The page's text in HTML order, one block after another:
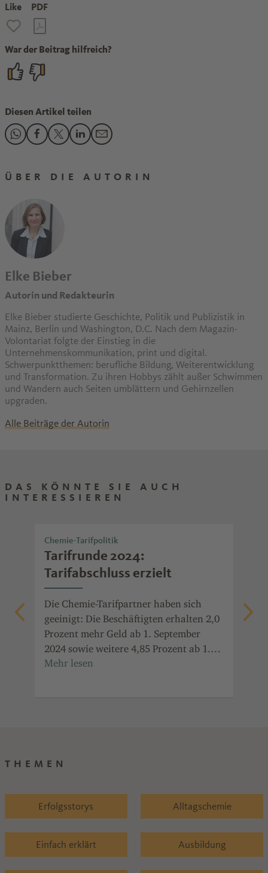
Like PDF
War der Beitrag hilfreich?
Diesen Artikel teilen
Den Beitrag "Arbeiten in der Chemie: In welcher
Den Beitrag "Arbeiten in der Chemie: In welcher
Den Beitrag "Arbeiten in der Chemie: In welcher
Den Beitrag "Arbeiten in der Chemie: In
Den Beitrag "Arbeiten in der Chemie:
ÜBER DIE AUTORIN
Elke Bieber
Autorin und Redakteurin
Elke Bieber studierte Geschichte, Politik und Publizistik in
Mainz, Berlin und Washington, D.C. Nach dem Magazin-
Volontariat folgte der Einstieg in die
Unternehmenskommunikation, print und digital.
Schwerpunktthemen: berufliche Bildung, Weiterentwicklung
und Transformation. Zu ihren Hobbys zählt außer Schwimmen
und Wandern auch Seiten umblättern und Gehirnzellen
upgraden.
Alle Beiträge der Autorin
DAS KÖNNTE SIE AUCH
INTERESSIEREN
Chemie-Tarifpolitik
Tarifrunde 2024:
Tarifabschluss erzielt
Die Chemie-Tarifpartner haben sich
geeinigt: Die Beschäftigten erhalten 2,0
Prozent mehr Geld ab 1. September
2024 sowie weitere 4,85 Prozent ab 1.
April 2025. Die Laufzeit beträgt 20
THEMEN
Erfolgsstorys Alltagschemie
Einfach erklärt Ausbildung